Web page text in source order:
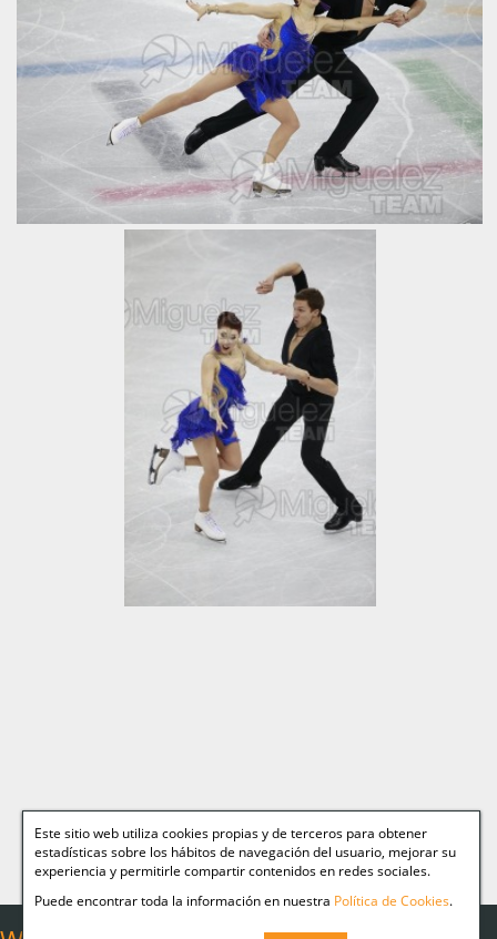
Este sitio web utiliza cookies propias y de terceros para obtener
estadísticas sobre los hábitos de navegación del usuario, mejorar su
experiencia y permitirle compartir contenidos en redes sociales.
Puede encontrar toda la información en nuestra Política de Cookies.